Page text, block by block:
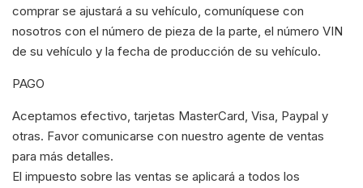
comprar se ajustará a su vehículo, comuníquese con
nosotros con el número de pieza de la parte, el número VIN
de su vehículo y la fecha de producción de su vehículo.
PAGO
Aceptamos efectivo, tarjetas MasterCard, Visa, Paypal y
otras. Favor comunicarse con nuestro agente de ventas
para más detalles.
El impuesto sobre las ventas se aplicará a todos los